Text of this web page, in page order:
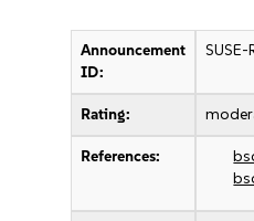
Announcement
ID:
Rating:
References: